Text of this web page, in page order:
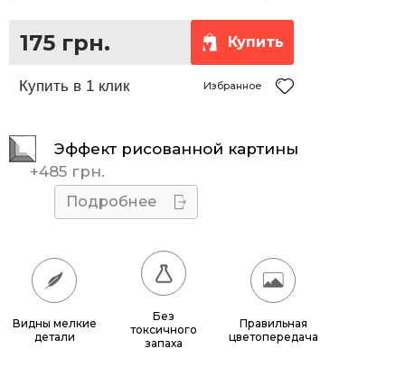
230 грн.
290 грн.
360 грн.
45x45 510 грн.
50x50
60x60
70x70 990 грн.
Эффект рисованной картины
+485 грн.
Подробнее
175 грн. Купить
Избранное
Видны мелкие
детали
Без
токсичного
запаха
Правильная
цветопередача